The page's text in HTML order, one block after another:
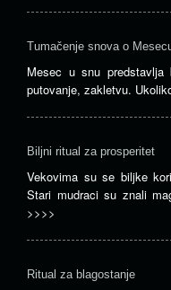
Tumačenje snova o
Mesec u snu predstavlja
putovanje, zakletvu.
Biljni ritual za prosperitet
Vekovima su se biljke
Stari mudraci su znali
>>>>
Ritual za blagostanje